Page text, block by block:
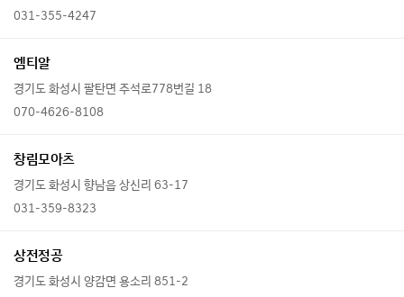
031-355-4247
엠티알
경기도 화성시 팔탄면 주석로778번길 18
070-4626-8108
창림모아츠
경기도 화성시 향남읍 상신리 63-17
031-359-8323
상전정공
경기도 화성시 양감면 용소리 851-2